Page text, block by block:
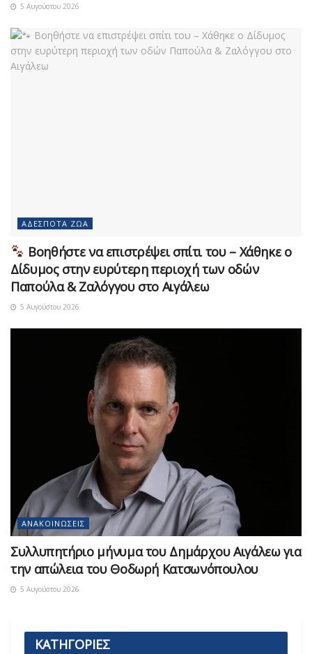
5 Αυγούστου 2026
ΑΔΈΣΠΟΤΑ ΖΏΑ
Βοηθήστε να επιστρέψει σπίτι του – Χάθηκε ο
Δίδυμος στην ευρύτερη περιοχή των οδών
Παπούλα & Ζαλόγγου στο Αιγάλεω
5 Αυγούστου 2026
ΑΝΑΚΟΙΝΏΣΕΙΣ
Συλλυπητήριο μήνυμα του Δημάρχου Αιγάλεω για
την απώλεια του Θοδωρή Κατσωνόπουλου
5 Αυγούστου 2026
ΚΑΤΗΓΟΡΙΕΣ